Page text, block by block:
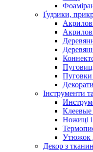
Ґудзики,
Пуговки
Інструменти
Клеевые
Ножиці
Утюжок
Декор з